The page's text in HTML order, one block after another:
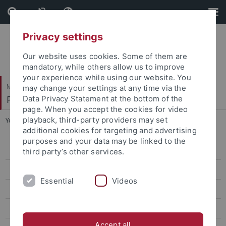
Skip
to
content
Skip
to
footer
Mathematisch-Naturwissenschaftliche Fakultät
Paläoanthropologie
You are here: Startseite ... Fröhlich, Marlen
Research
Paleoanthropology labs and resources
Privacy settings
Our website uses cookies. Some of them are
mandatory, while others allow us to improve
your experience while using our website. You
may change your settings at any time via the
Data Privacy Statement at the bottom of the
page. When you accept the cookies for video
playback, third-party providers may set
additional cookies for targeting and advertising
purposes and your data may be linked to the
third party’s other services.
Essential Videos